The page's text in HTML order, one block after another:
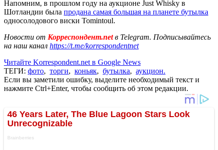
Напомним, в прошлом году на аукционе Just Whisky в
Шотландии была продана самая большая на планете бутылка
односолодового виски Tomintoul.
Новости от Корреспондент.netв Telegram. Подписывайтесь
на наш канал https://t.me/korrespondentnet
Читайте Korrespondent.net в Google News
ТЕГИ: фото, торги, коньяк, бутылка, аукцион.
Если вы заметили ошибку, выделите необходимый текст и
нажмите Ctrl+Enter, чтобы сообщить об этом редакции.